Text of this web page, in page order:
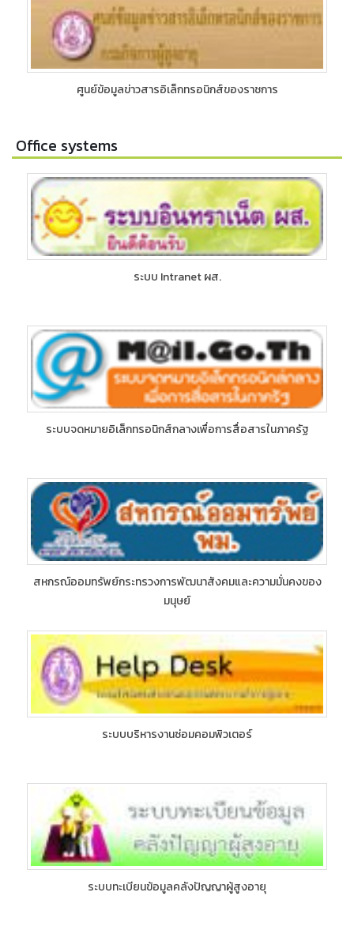
ศูนย์ข้อมูลข่าวสารอิเล็กทรอนิกส์ของราชการ
Office systems
ระบบ Intranet ผส.
ระบบจดหมายอิเล็กทรอนิกส์กลางเพื่อการสื่อสารในภาครัฐ
สหกรณ์ออมทรัพย์กระทรวงการพัฒนาสังคมและความมั่นคงของ
มนุษย์
ระบบบริหารงานซ่อมคอมพิวเตอร์
ระบบทะเบียนข้อมูลคลังปัญญาผู้สูงอายุ